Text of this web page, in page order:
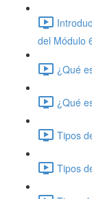
del Módulo
¿Qué
¿Qué
Tipos
Tipos